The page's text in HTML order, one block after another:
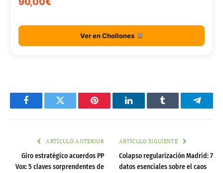
Ver en Chollones
FacebookTwitter Pinterest LinkedInTumblr
ARTÍCULO ANTERIOR
Giro estratégico acuerdos PP
Vox: 5 claves sorprendentes de
ARTÍCULO SIGUIENTE
Colapso regularización Madrid: 7
datos esenciales sobre el caos